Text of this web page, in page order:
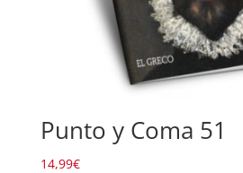
Punto y Coma 51
14,99€